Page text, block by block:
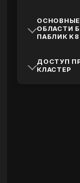
ОБЛАСТИ
ПАБЛИК
ДОСТУП
КЛАСТЕР